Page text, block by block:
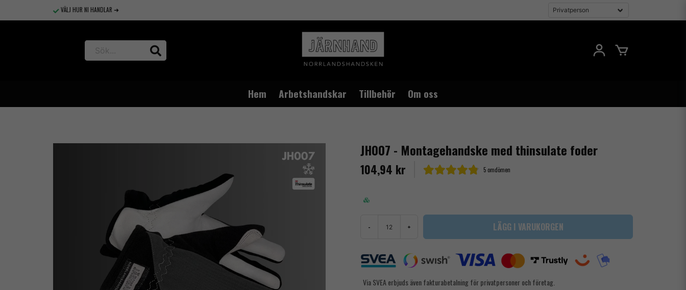
VÄLJ HUR NI HANDLAR ➜
Hem Arbetshandskar Tillbehör Om oss
JH007 - Montagehandske med thinsulate foder
JH007 - Montagehandske med thinsulate foder
104,94 kr 5 omdömen
- + LÄGG I VARUKORGEN
Via SVEA erbjuds även fakturabetalning för privatpersoner och företag.